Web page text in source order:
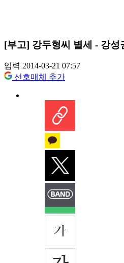
[부고] 강두형씨 별세 - 강성
입력 2014-03-21 07:57
선호매체 추가